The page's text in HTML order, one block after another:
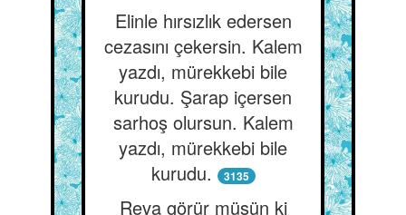
Elinle hırsızlık edersen
cezasını çekersin. Kalem
yazdı, mürekkebi bile
kurudu. Şarap içersen
sarhoş olursun. Kalem
yazdı, mürekkebi bile
kurudu.
3135
Reva görür müsün ki